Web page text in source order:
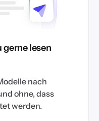
gerne lesen
nach
ohne, dass
werden.